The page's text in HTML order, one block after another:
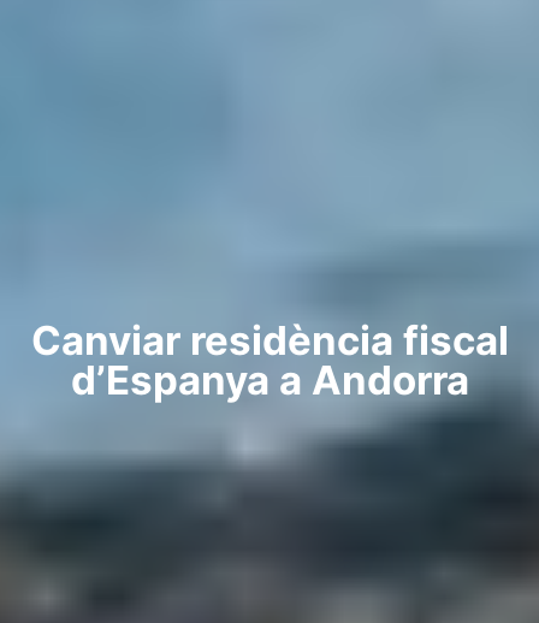
Canviar residència fiscal
d’Espanya a Andorra